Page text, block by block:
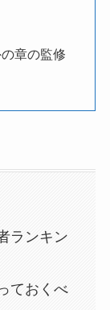
章の監修
ランキン
ておくべ